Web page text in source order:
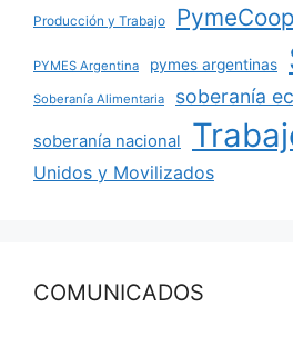
Producción y Trabajo PymeCoop
PYMES Argentina pymes argentinas
Soberanía Alimentaria soberanía
soberanía nacional
Unidos y Movilizados
COMUNICADOS